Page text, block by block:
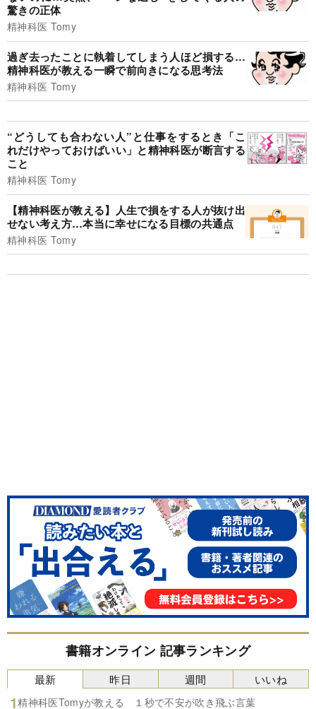
驚きの正体
精神科医 Tomy
過ぎ去ったことに執着してしまう人ほど損する…
精神科医が教える一瞬で前向きになる思考法
精神科医 Tomy
“どうしても合わない人”と仕事をするとき「こ
れだけやっておけばいい」と精神科医が断言する
こと
精神科医 Tomy
【精神科医が教える】人生で損をする人が抜け出
せない考え方…本当に幸せになる目標の共通点
精神科医 Tomy
書籍オンライン 記事ランキング
最新
精神科医Tomyが教える １秒で不安が吹き飛ぶ言葉
昨日 週間 いいね